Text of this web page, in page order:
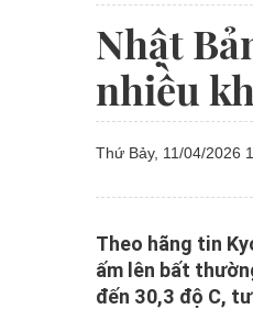
Nhật
nhiều
Thứ Bảy, 11/04/2026
Theo hãng tin
ấm lên bất
đến 30,3 độ C,